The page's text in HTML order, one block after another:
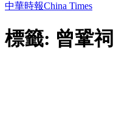
中華時報China Times
標籤: 曾鞏祠